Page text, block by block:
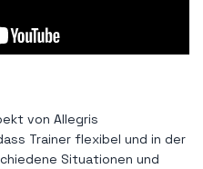
von Allegris
Trainer flexibel und in der
Situationen und